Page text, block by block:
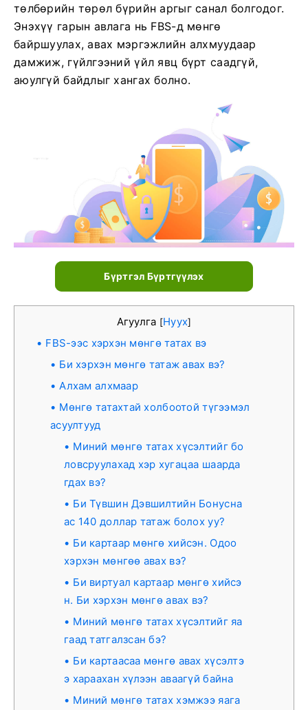
төлбөрийн төрөл бүрийн аргыг санал болгодог.
Энэхүү гарын авлага нь FBS-д мөнгө
байршуулах, авах мэргэжлийн алхмуудаар
дамжиж, гүйлгээний үйл явц бүрт саадгүй,
аюулгүй байдлыг хангах болно.
Бүртгэл Бүртгүүлэх
Агуулга [Нуух]
FBS-ээс хэрхэн мөнгө татах вэ
Би хэрхэн мөнгө татаж авах вэ?
Алхам алхмаар
Мөнгө татахтай холбоотой түгээмэл
асуултууд
Миний мөнгө татах хүсэлтийг бо
ловсруулахад хэр хугацаа шаарда
гдах вэ?
Би Түвшин Дэвшилтийн Бонусна
ас 140 доллар татаж болох уу?
Би картаар мөнгө хийсэн. Одоо
хэрхэн мөнгөө авах вэ?
Би виртуал картаар мөнгө хийсэ
н. Би хэрхэн мөнгө авах вэ?
Миний мөнгө татах хүсэлтийг яа
гаад татгалзсан бэ?
Би картаасаа мөнгө авах хүсэлтэ
э хараахан хүлээн аваагүй байна
Миний мөнгө татах хэмжээ яага